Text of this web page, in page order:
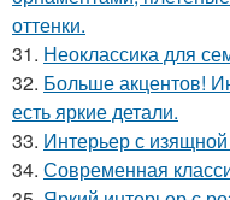
оттенки.
31. Неоклассика для
32. Больше акцентов!
есть яркие детали.
33. Интерьер с
34. Современная